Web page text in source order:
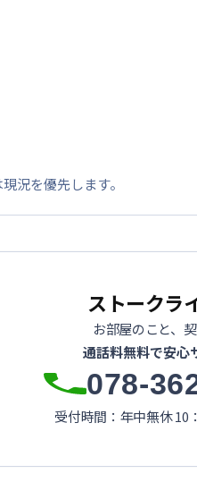
況を優先します。
ストークラ
お部屋のこと、
通話料無料で安心
078-
受付時間：年中無休 10